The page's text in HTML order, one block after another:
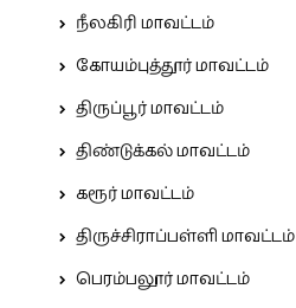
நீலகிரி மாவட்டம்
கோயம்புத்தூர் மாவட்டம்
திருப்பூர் மாவட்டம்
திண்டுக்கல் மாவட்டம்
கரூர் மாவட்டம்
திருச்சிராப்பள்ளி மாவட்டம்
பெரம்பலூர் மாவட்டம்